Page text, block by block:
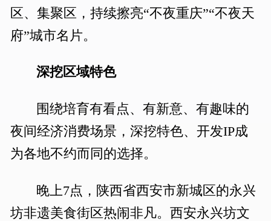
区、集聚区，持续擦亮“不夜重庆”“不夜天
府”城市名片。
深挖区域特色
围绕培育有看点、有新意、有趣味的
夜间经济消费场景，深挖特色、开发IP成
为各地不约而同的选择。
晚上7点，陕西省西安市新城区的永兴
坊非遗美食街区热闹非凡。西安永兴坊文